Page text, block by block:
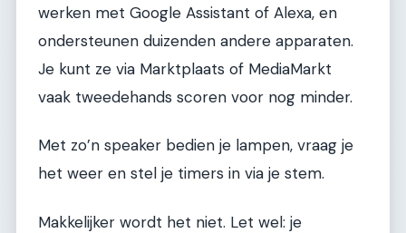
werken met Google Assistant of Alexa, en
ondersteunen duizenden andere apparaten.
Je kunt ze via Marktplaats of MediaMarkt
vaak tweedehands scoren voor nog minder.
Met zo’n speaker bedien je lampen, vraag je
het weer en stel je timers in via je stem.
Makkelijker wordt het niet. Let wel: je